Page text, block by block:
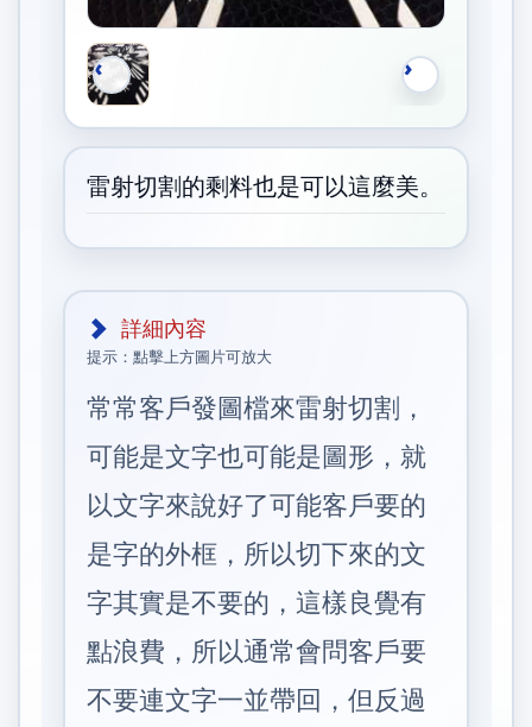
雷射切割的剩料也是可以這麼美。
詳細內容
提示：點擊上方圖片可放大
常常客戶發圖檔來雷射切割，
可能是文字也可能是圖形，就
以文字來說好了可能客戶要的
是字的外框，所以切下來的文
字其實是不要的，這樣良覺有
點浪費，所以通常會問客戶要
不要連文字一並帶回，但反過